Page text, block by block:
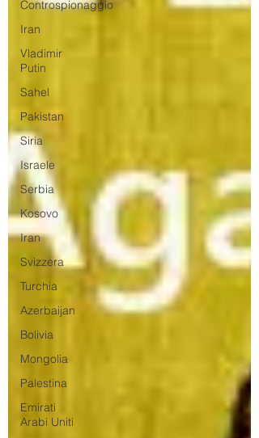
Controspionaggio
Iran
Vladimir
Putin
Sahel
Pakistan
Siria
Israele
Serbia
Kosovo
Iran
Svizzera
Turchia
Azerbaijan
Bolivia
Mongolia
Palestina
Emirati
Arabi Uniti